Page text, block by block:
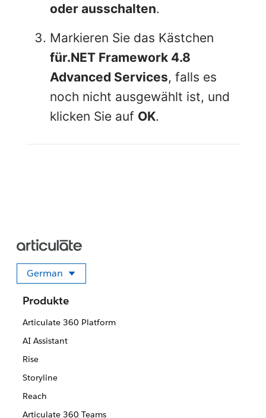
oder ausschalten.
Markieren Sie das Kästchen
für.NET Framework 4.8
Advanced Services, falls es
noch nicht ausgewählt ist, und
klicken Sie auf OK.
German
Sprache auswählen
Produkte
Articulate 360 Platform
AI Assistant
Rise
Storyline
Reach
Articulate 360 Teams